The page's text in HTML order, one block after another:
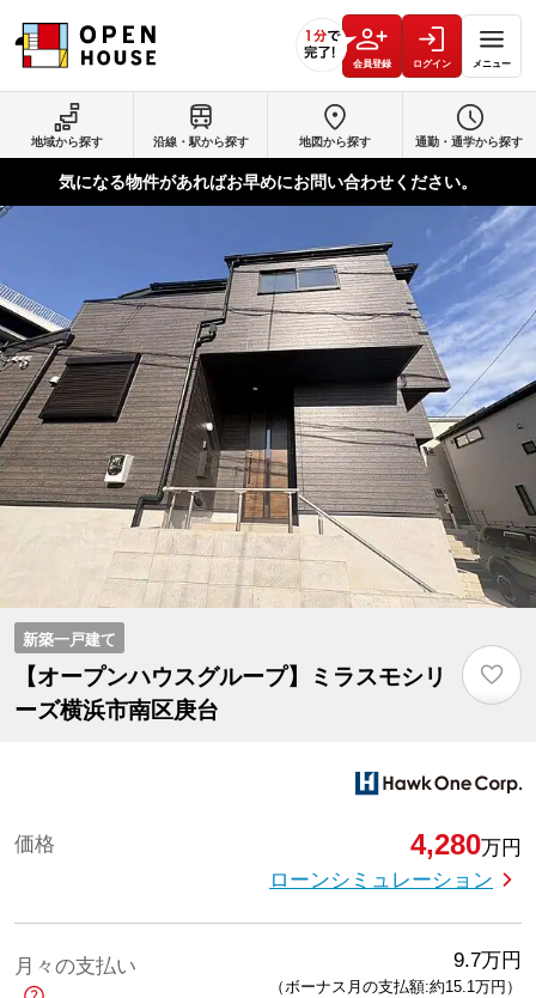
会員登録 ログイン メニュー
地域から探す 沿線・駅から探す 地図から探す 通勤・通学から探す
気になる物件があればお早めにお問い合わせください。
新築一戸建て
【オープンハウスグループ】ミラスモシリ
ーズ横浜市南区庚台
♡
価格 4,280万円
ローンシミュレーション
月々の支払い 9.7万円
（ボーナス月の支払額:約15.1万円 ）